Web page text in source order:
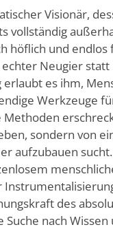
Visionär,
vollständig
höflich und endlos
Neugier statt
es ihm,
Werkzeuge
sondern von
aufzubauen
des
nach